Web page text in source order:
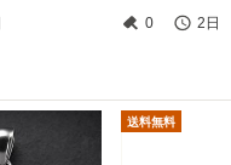
0 2日
送料無料